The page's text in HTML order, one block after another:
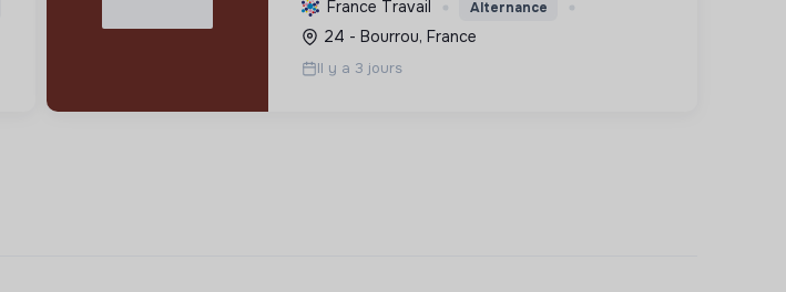
protection, la gestion et l'éducation, pour
une relation harmonieuse e...
France Travail Alternance
24 - Bourrou, France
Il y a 3 jours